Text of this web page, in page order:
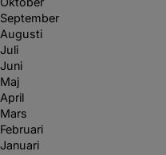
September
Augusti
Juli
Juni
Maj
April
Mars
Februari
Januari